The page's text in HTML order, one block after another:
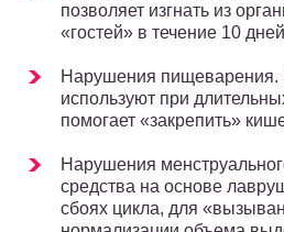
позволяет изгнать из
«гостей» в течение 10
Нарушения пищеварения.
используют при
помогает «закрепить»
Нарушения
средства на основе
сбоях цикла, для